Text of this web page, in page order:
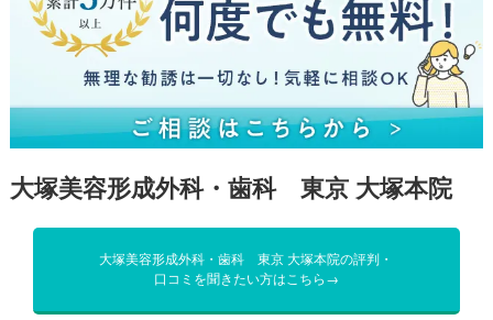
大塚美容形成外科・歯科 東京 大塚本院
大塚美容形成外科・歯科 東京 大塚本院の評判・
口コミを聞きたい方はこちら→